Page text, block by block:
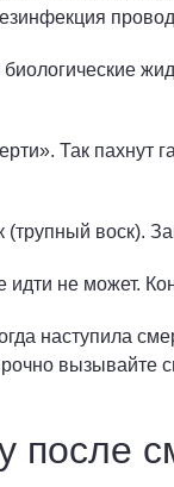
Так
воск).
не может.
наступила
вызывайте